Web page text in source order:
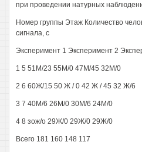
при проведении натурных
Номер группы Этаж Количество
сигнала, с
Эксперимент 1 Эксперимент 2
1 5 51М/23 55М/0 47М/45 32М/0
2 6 60Ж/15 50 Ж / 0 42 Ж / 45 32 Ж/6
3 7 40М/6 26М/0 30М/6 24М/0
4 8 зож/о 29Ж/0 29Ж/0 29Ж/0
Всего 181 160 148 117